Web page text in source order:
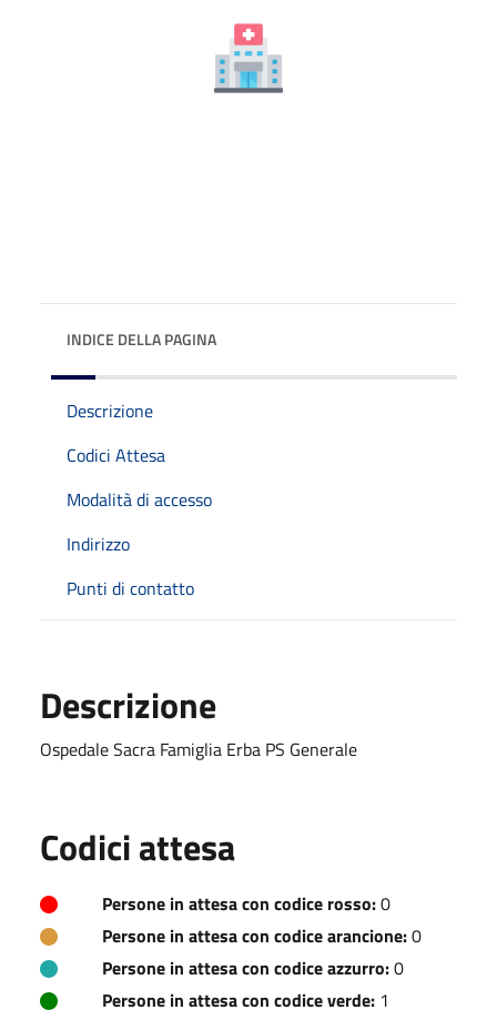
INDICE DELLA PAGINA
Descrizione
Codici Attesa
Modalità di accesso
Indirizzo
Punti di contatto
Descrizione
Ospedale Sacra Famiglia Erba PS Generale
Codici attesa
Persone in attesa con codice rosso:0
Persone in attesa con codice arancione:0
Persone in attesa con codice azzurro:0
Persone in attesa con codice verde: 1